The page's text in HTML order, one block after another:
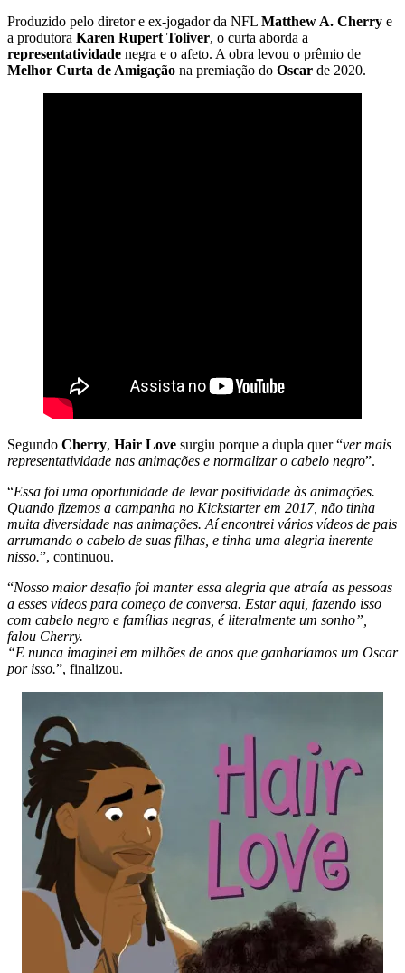
Produzido pelo diretor e ex-jogador da NFL Matthew A. Cherry e
a produtora Karen Rupert Toliver, o curta aborda a
representatividade negra e o afeto. A obra levou o prêmio de
Melhor Curta de Amigação na premiação do Oscar de 2020.
Segundo Cherry, Hair Love surgiu porque a dupla quer “ver mais
representatividade nas animações e normalizar o cabelo negro”.
“Essa foi uma oportunidade de levar positividade às animações.
Quando fizemos a campanha no Kickstarter em 2017, não tinha
muita diversidade nas animações. Aí encontrei vários vídeos de pais
arrumando o cabelo de suas filhas, e tinha uma alegria inerente
nisso.”, continuou.
“Nosso maior desafio foi manter essa alegria que atraía as pessoas
a esses vídeos para começo de conversa. Estar aqui, fazendo isso
com cabelo negro e famílias negras, é literalmente um sonho”,
falou Cherry.
“E nunca imaginei em milhões de anos que ganharíamos um Oscar
por isso.”, finalizou.